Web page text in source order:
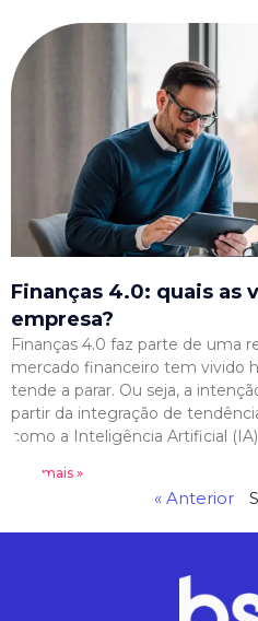
Finanças 4.0: quais as
empresa?
Finanças 4.0 faz parte de uma
mercado financeiro tem vivido
tende a parar. Ou seja, a
partir da integração de
como a Inteligência Artificial
Leia mais »
« Anterior